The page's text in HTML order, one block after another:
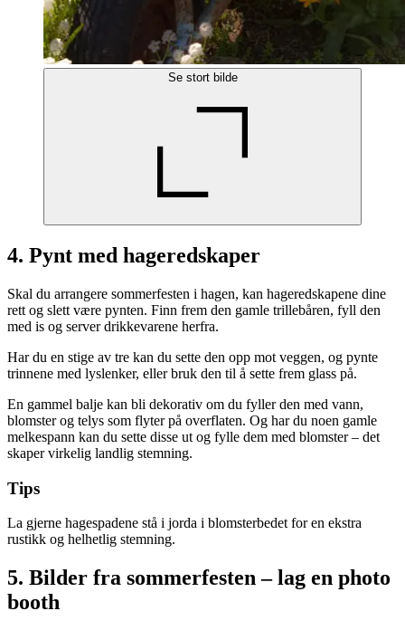
Se stort bilde
4. Pynt med hageredskaper
Skal du arrangere sommerfesten i hagen, kan hageredskapene dine
rett og slett være pynten. Finn frem den gamle trillebåren, fyll den
med is og server drikkevarene herfra.
Har du en stige av tre kan du sette den opp mot veggen, og pynte
trinnene med lyslenker, eller bruk den til å sette frem glass på.
En gammel balje kan bli dekorativ om du fyller den med vann,
blomster og telys som flyter på overflaten. Og har du noen gamle
melkespann kan du sette disse ut og fylle dem med blomster – det
skaper virkelig landlig stemning.
Tips
La gjerne hagespadene stå i jorda i blomsterbedet for en ekstra
rustikk og helhetlig stemning.
5. Bilder fra sommerfesten – lag en photo
booth